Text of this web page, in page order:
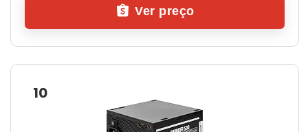
Ver preço
10